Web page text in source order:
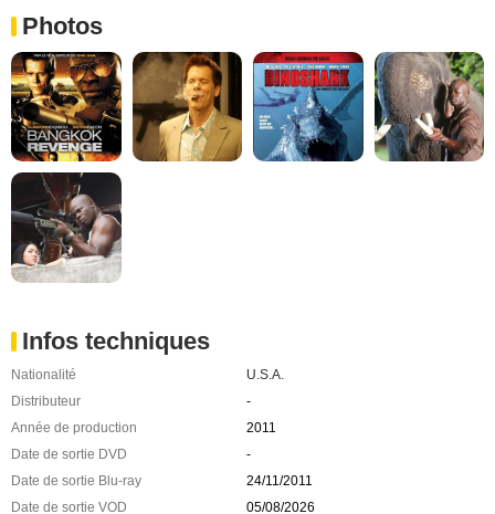
Photos
Infos techniques
Nationalité
U.S.A.
Distributeur
-
Année de production
2011
Date de sortie DVD
-
Date de sortie Blu-ray
24/11/2011
Date de sortie VOD
05/08/2026